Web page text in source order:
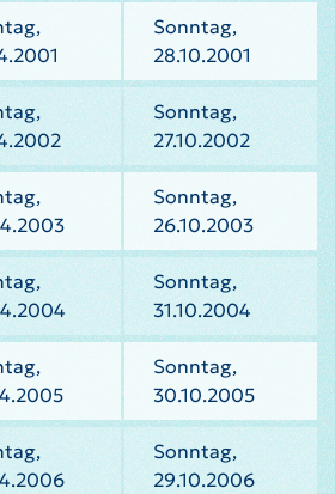
Sonntag,
28.10.2001
Sonntag,
27.10.2002
Sonntag,
26.10.2003
Sonntag,
31.10.2004
Sonntag,
30.10.2005
Sonntag,
29.10.2006